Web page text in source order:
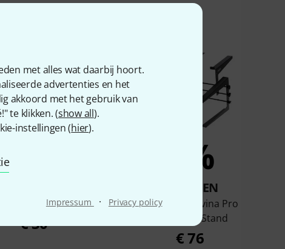
met alles wat daarbij hoort.
advertenties en het
akkoord met het gebruik van
te klikken. (show all).
instellingen (hier).
Impressum · Privacy policy
kochten
Laptopstand Clamp
€ 30
9%
KOCHTEN
Headliner Covina Pro
Controller Stand
€ 76